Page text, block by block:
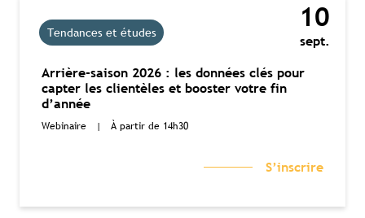
Tendances et études
10
sept.
Arrière-saison 2026 : les données clés pour
capter les clientèles et booster votre fin
d’année
Webinaire | À partir de 14h30
S’inscrire
tous nos contenus exclusifs
Se connecter
Accès complet aux études